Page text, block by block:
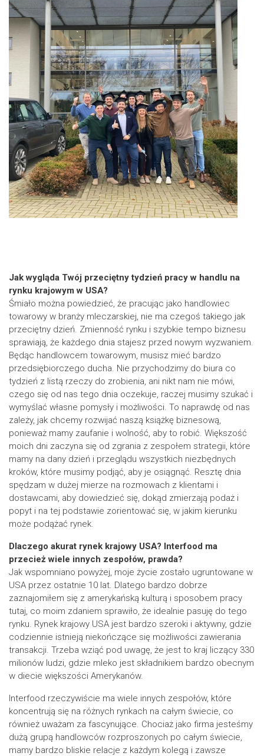
Jak wygląda Twój przeciętny tydzień pracy w handlu na
rynku krajowym w USA?
Śmiało można powiedzieć, że pracując jako handlowiec
towarowy w branży mleczarskiej, nie ma czegoś takiego jak
przeciętny dzień. Zmienność rynku i szybkie tempo biznesu
sprawiają, że każdego dnia stajesz przed nowym wyzwaniem.
Będąc handlowcem towarowym, musisz mieć bardzo
przedsiębiorczego ducha. Nie przychodzimy do biura co
tydzień z listą rzeczy do zrobienia, ani nikt nam nie mówi,
czego się od nas tego dnia oczekuje, raczej musimy szukać i
wymyślać własne pomysły i możliwości. To naprawdę od nas
zależy, jak chcemy rozwijać naszą książkę biznesową,
ponieważ mamy zaufanie i wolność, aby to robić. Większość
moich dni zaczyna się od zgrania z zespołem strategii, które
mamy na dany dzień i przeglądu wszystkich niezbędnych
kroków, które musimy podjąć, aby je osiągnąć. Resztę dnia
spędzam w dużej mierze na rozmowach z klientami i
dostawcami, aby dowiedzieć się, dokąd zmierzają podaż i
popyt i na tej podstawie zorientować się, w jakim kierunku
może podążać rynek.
Dlaczego akurat rynek krajowy USA? Interfood ma
przecież wiele innych zespołów, prawda?
Jak wspomniano powyżej, moje życie zostało ugruntowane w
USA przez ostatnie 10 lat. Dlatego bardzo dobrze
zaznajomiłem się z amerykańską kulturą i sposobem pracy
tutaj, co moim zdaniem sprawiło, że idealnie pasuję do tego
rynku. Rynek krajowy USA jest bardzo szeroki i aktywny, gdzie
codziennie istnieją niekończące się możliwości zawierania
transakcji. Trzeba wziąć pod uwagę, że jest to kraj liczący 330
milionów ludzi, gdzie mleko jest składnikiem bardzo obecnym
w diecie większości Amerykanów.
Interfood rzeczywiście ma wiele innych zespołów, które
koncentrują się na różnych rynkach na całym świecie, co
również uważam za fascynujące. Chociaż jako firma jesteśmy
dużą grupą handlowców rozproszonych po całym świecie,
mamy bardzo bliskie relacje z każdym kolegą i zawsze